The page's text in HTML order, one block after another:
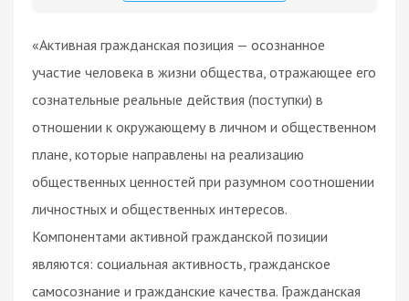
«Активная гражданская позиция — осознанное
участие человека в жизни общества, отражающее его
сознательные реальные действия (поступки) в
отношении к окружающему в личном и общественном
плане, которые направлены на реализацию
общественных ценностей при разумном соотношении
личностных и общественных интересов.
Компонентами активной гражданской позиции
являются: социальная активность, гражданское
самосознание и гражданские качества. Гражданская